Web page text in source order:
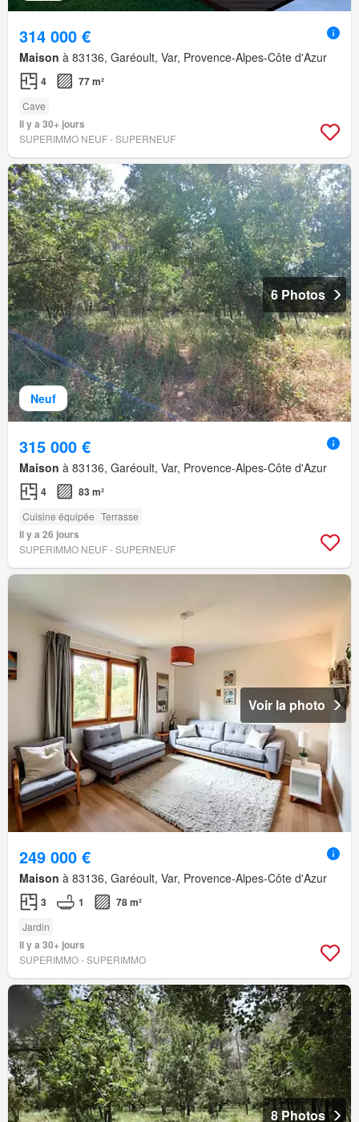
314 000 €
Maison à 83136, Garéoult, Var, Provence-Alpes-Côte d'Azur
4 77 m²
Cave
Il y a 30+ jours
SUPERIMMO NEUF - SUPERNEUF
Neuf
6 Photos
315 000 €
Maison à 83136, Garéoult, Var, Provence-Alpes-Côte d'Azur
4 83 m²
Cuisine équipée Terrasse
Il y a 26 jours
SUPERIMMO NEUF - SUPERNEUF
Voir la photo
249 000 €
Maison à 83136, Garéoult, Var, Provence-Alpes-Côte d'Azur
3 1 78 m²
Jardin
Il y a 30+ jours
SUPERIMMO - SUPERIMMO
8 Photos